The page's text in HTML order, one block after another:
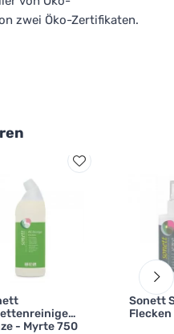
zwei Öko-Zertifikaten.
- Myrte 750
Sonett
Flecken